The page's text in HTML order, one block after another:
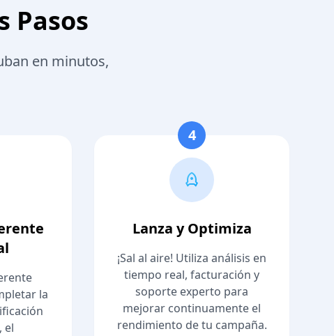
Pasos
en minutos,
la
el
4
Lanza y Optimiza
¡Sal al aire! Utiliza análisis en
tiempo real, facturación y
soporte experto para
mejorar continuamente el
rendimiento de tu campaña.